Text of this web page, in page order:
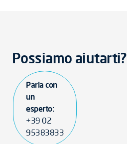
Possiamo aiutarti?
Parla con
un
esperto:
+39 02
95383833